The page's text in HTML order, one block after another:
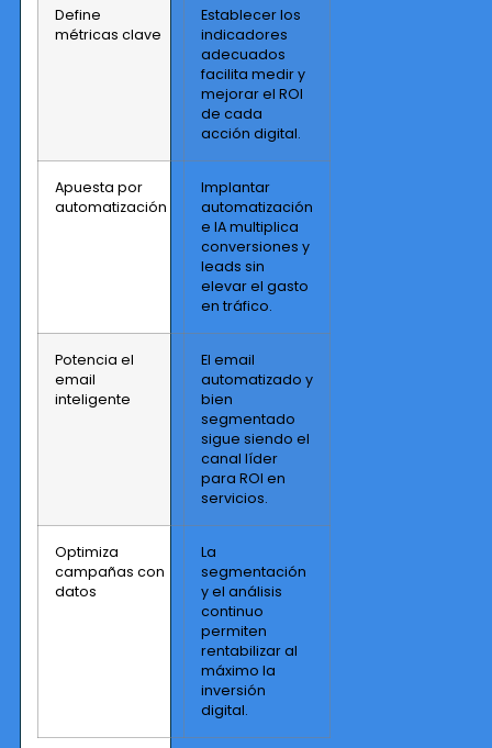
Define
métricas clave
Establecer los
indicadores
adecuados
facilita medir y
mejorar el ROI
de cada
acción digital.
Apuesta por
automatización
Implantar
automatización
e IA multiplica
conversiones y
leads sin
elevar el gasto
en tráfico.
Potencia el
email
inteligente
El email
automatizado y
bien
segmentado
sigue siendo el
canal líder
para ROI en
servicios.
Optimiza
campañas con
datos
La
segmentación
y el análisis
continuo
permiten
rentabilizar al
máximo la
inversión
digital.